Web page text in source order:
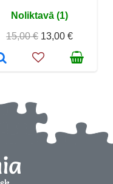
Noliktavā (1)
15,00 € 13,00 €